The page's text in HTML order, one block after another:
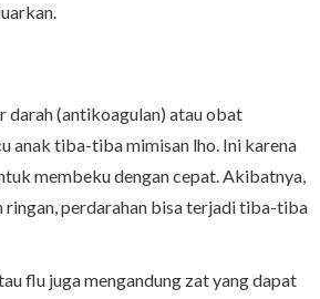
(antikoagulan) atau obat
anak tiba-tiba mimisan lho. Ini karena
membeku dengan cepat. Akibatnya,
ringan, perdarahan bisa terjadi tiba-tiba
flu juga mengandung zat yang dapat